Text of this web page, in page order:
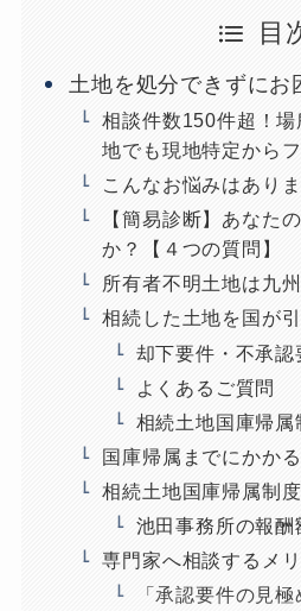
目
土地を処分できずにお
相談件数150件超！
地でも現地特定から
こんなお悩みはあり
【簡易診断】あなた
か？【４つの質問】
所有者不明土地は九
相続した土地を国が
却下要件・不承
よくあるご質問
相続土地国庫帰属
国庫帰属までにかか
相続土地国庫帰属制
池田事務所の報酬
専門家へ相談するメ
「承認要件の見